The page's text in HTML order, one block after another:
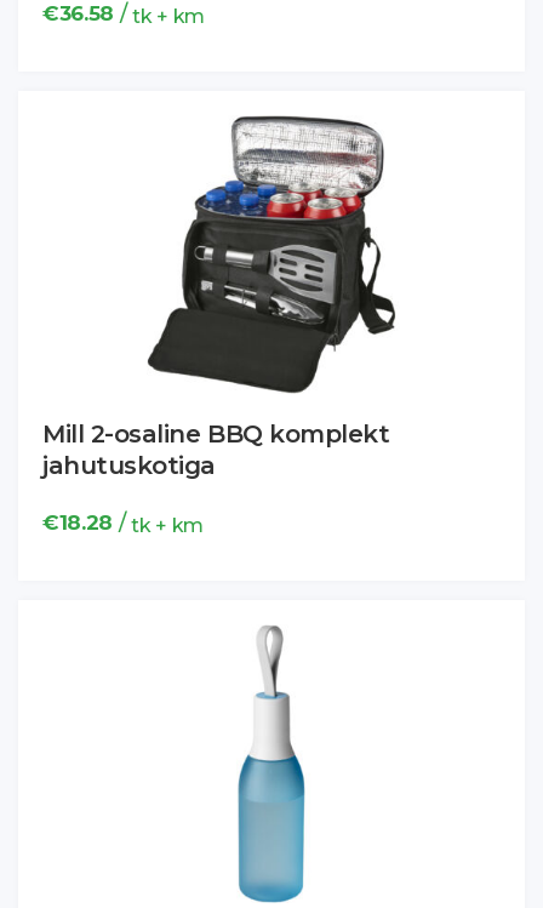
€36.58 / tk + km
Mill 2-osaline BBQ komplekt
jahutuskotiga
€18.28 / tk + km